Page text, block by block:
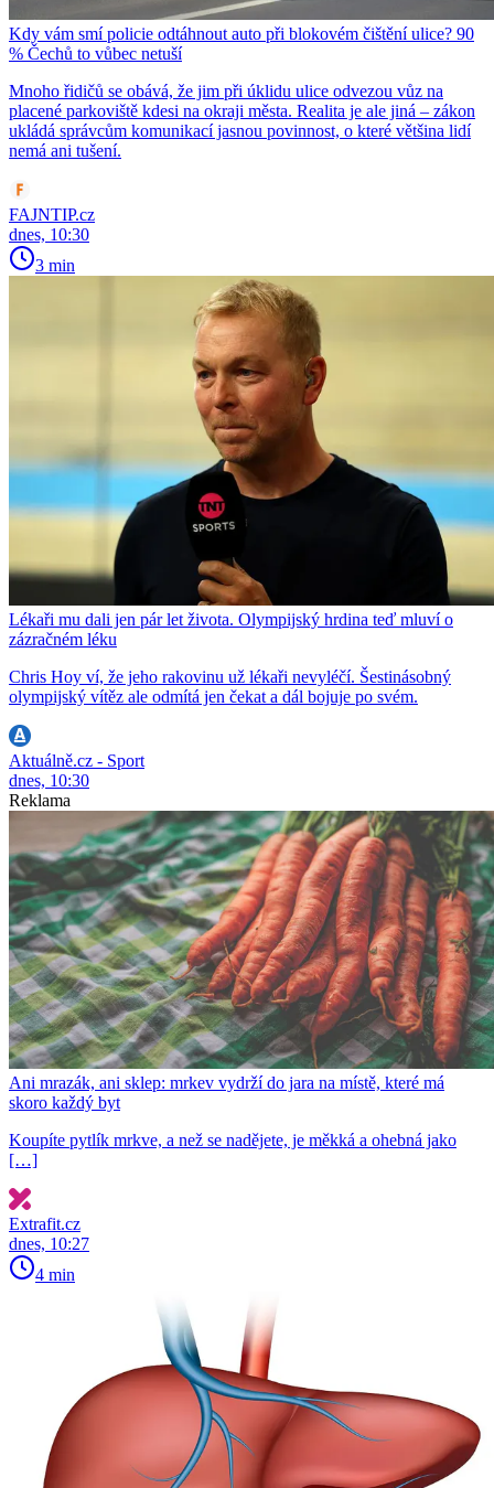
Kdy vám smí policie odtáhnout auto při blokovém čištění ulice? 90
% Čechů to vůbec netuší
Mnoho řidičů se obává, že jim při úklidu ulice odvezou vůz na
placené parkoviště kdesi na okraji města. Realita je ale jiná – zákon
ukládá správcům komunikací jasnou povinnost, o které většina lidí
nemá ani tušení.
FAJNTIP.cz
dnes, 10:30
3 min
Lékaři mu dali jen pár let života. Olympijský hrdina teď mluví o
zázračném léku
Chris Hoy ví, že jeho rakovinu už lékaři nevyléčí. Šestinásobný
olympijský vítěz ale odmítá jen čekat a dál bojuje po svém.
Aktuálně.cz - Sport
dnes, 10:30
Reklama
Ani mrazák, ani sklep: mrkev vydrží do jara na místě, které má
skoro každý byt
Koupíte pytlík mrkve, a než se nadějete, je měkká a ohebná jako
[…]
Extrafit.cz
dnes, 10:27
4 min